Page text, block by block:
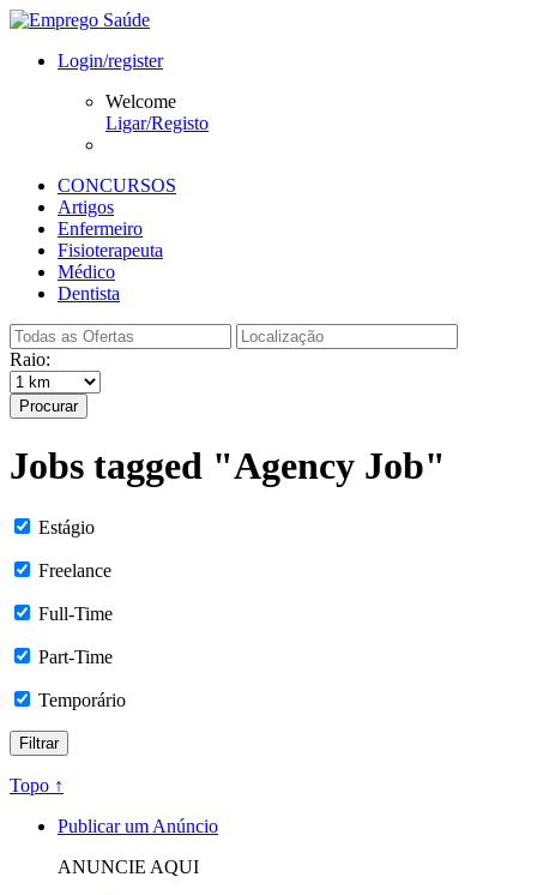
Login/register
Welcome
Ligar/Registo
CONCURSOS
Artigos
Enfermeiro
Fisioterapeuta
Médico
Dentista
Raio:
Procurar
Jobs tagged "Agency Job"
Estágio
Freelance
Full-Time
Part-Time
Temporário
Topo ↑
Publicar um Anúncio
ANUNCIE AQUI